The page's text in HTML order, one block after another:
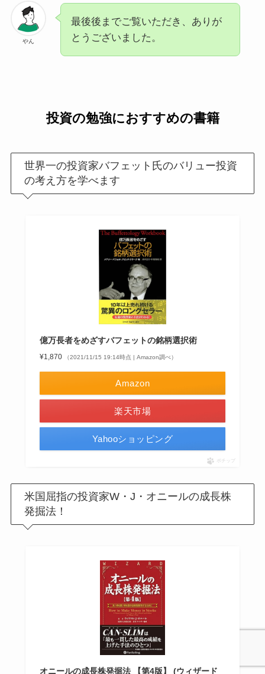
やん
最後後までご覧いただき、ありが
とうございました。
投資の勉強におすすめの書籍
世界一の投資家バフェット氏のバリュー投資
の考え方を学べます
億万長者をめざすバフェットの銘柄選択術
¥1,870 （2021/11/15 19:14時点 | Amazon調べ）
Amazon
楽天市場
Yahooショッピング
ポチップ
米国屈指の投資家W・J・オニールの成長株
発掘法！
オニールの成長株発掘法 【第4版】 (ウィザード